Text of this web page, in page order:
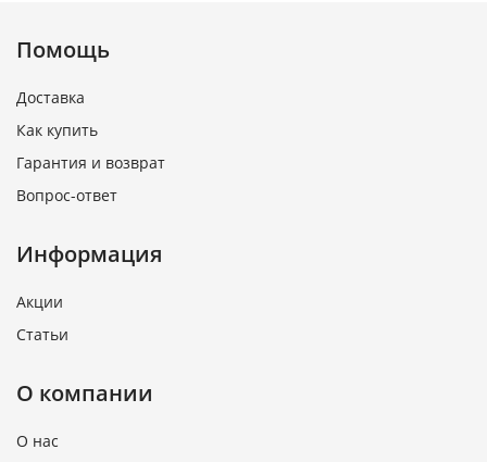
Помощь
Доставка
Как купить
Гарантия и возврат
Вопрос-ответ
Информация
Акции
Статьи
О компании
О нас